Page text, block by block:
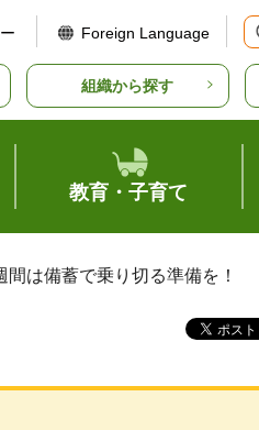
Foreign Language
組織から探す
教育・子育て
間は備蓄で乗り切る準備を！